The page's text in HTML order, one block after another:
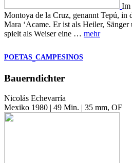
Im
Montoya de la Cruz, genannt Tepú, in
Mara ‘Acame. Er ist als Heiler,
spielt als Weiser eine … mehr
POETAS CAMPESINOS
Bauerndichter
Nicolás Echevarría
Mexiko 1980 | 49 Min. | 35 mm, OF